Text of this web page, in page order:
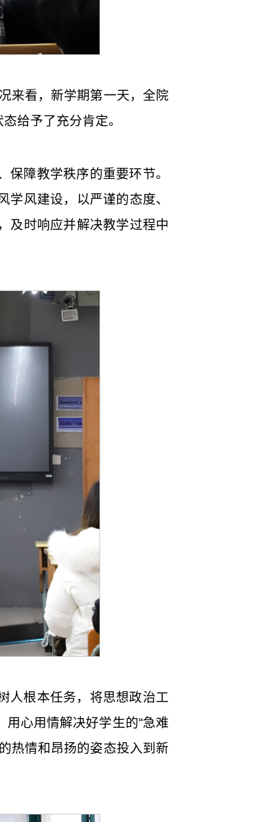
来看，新学期第一天，全院
给予了充分肯定。
障教学秩序的重要环节。
风建设，以严谨的态度、
及时响应并解决教学过程中
人根本任务，将思想政治工
心用情解决好学生的“急难
热情和昂扬的姿态投入到新